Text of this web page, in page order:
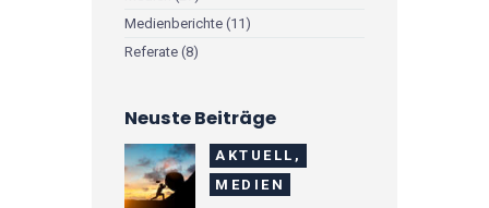
Medienberichte (11)
Referate (8)
Neuste Beiträge
AKTUELL,
MEDIEN